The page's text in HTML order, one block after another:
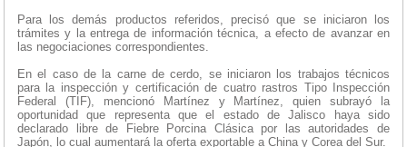
Para los demás productos referidos, precisó que se iniciaron los
trámites y la entrega de información técnica, a efecto de avanzar en
las negociaciones correspondientes.
En el caso de la carne de cerdo, se iniciaron los trabajos técnicos
para la inspección y certificación de cuatro rastros Tipo Inspección
Federal (TIF), mencionó Martínez y Martínez, quien subrayó la
oportunidad que representa que el estado de Jalisco haya sido
declarado libre de Fiebre Porcina Clásica por las autoridades de
Japón, lo cual aumentará la oferta exportable a China y Corea del Sur.